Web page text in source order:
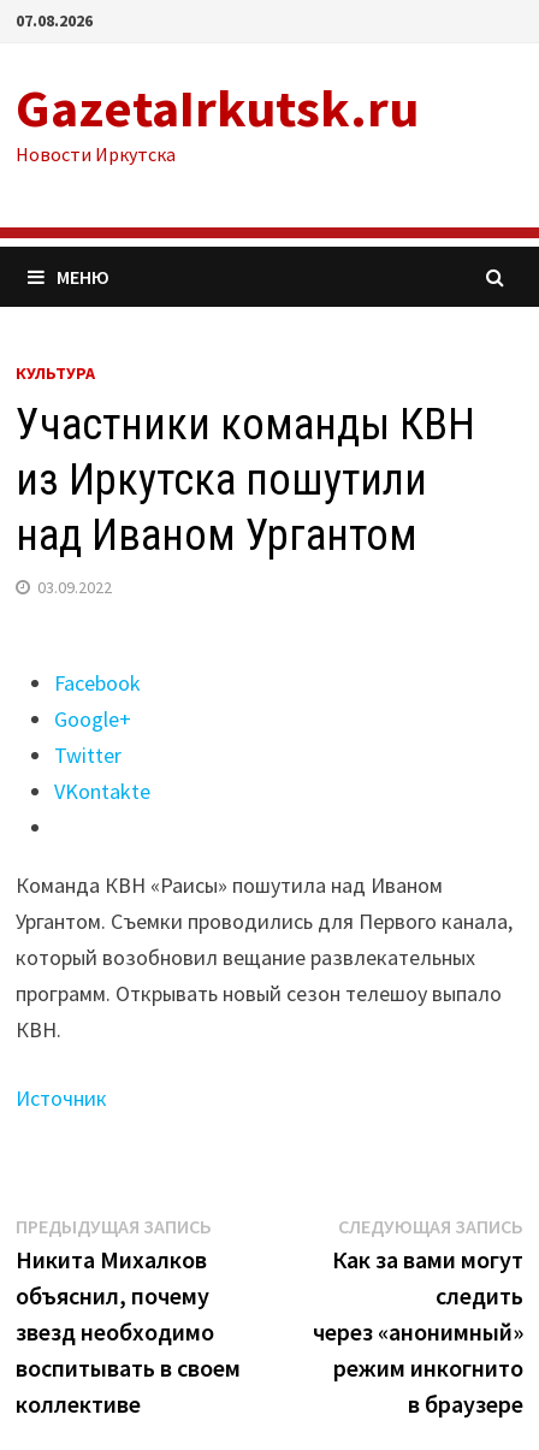
Перейти
07.08.2026
GazetaIrkutsk.ru
Новости Иркутска
МЕНЮ
КУЛЬТУРА
Участники команды КВН
из Иркутска пошутили
над Иваном Ургантом
03.09.2022
Поделиться
"Участники
команды
КВН
из Иркутска
над Иваном
Ургантом"
Facebook
Google+
Twitter
VKontakte
Команда КВН «Раисы» пошутила над Иваном
Ургантом. Съемки проводились для Первого канала,
который возобновил вещание развлекательных
программ. Открывать новый сезон телешоу выпало
КВН.
Источник
Навигация
по
записям
ПРЕДЫДУЩАЯ ЗАПИСЬПредыдущая
Никита Михалков
объяснил, почему
звезд необходимо
воспитывать в своем
коллективе
СЛЕДУЮЩАЯ ЗАПИСЬ
Как за вами могут
следить
через «анонимный»
режим инкогнито
в браузере